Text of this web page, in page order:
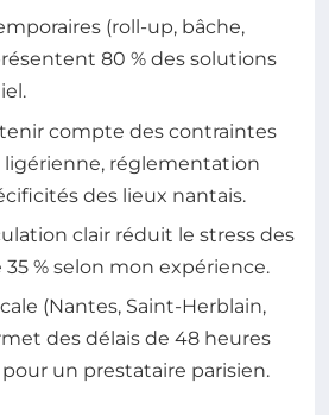
(roll-up, bâche,
80 % des solutions
compte des contraintes
ligérienne, réglementation
des lieux nantais.
clair réduit le stress des
% selon mon expérience.
(Nantes, Saint-Herblain,
des délais de 48 heures
un prestataire parisien.